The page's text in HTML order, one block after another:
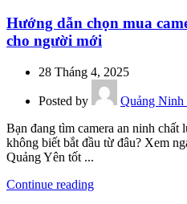
Hướng dẫn chọn mua
cho người mới
28 Tháng 4, 2025
Posted by
Quảng Ninh
Bạn đang tìm camera an ninh
không biết bắt đầu từ đâu? Xem
Quảng Yên tốt ...
Continue reading